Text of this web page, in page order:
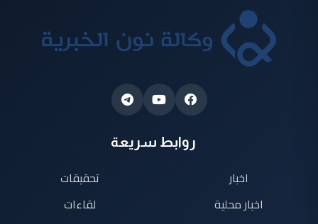
روابط سريعة
اخبار
اخبار محلية
تحقيقات
لقاءات